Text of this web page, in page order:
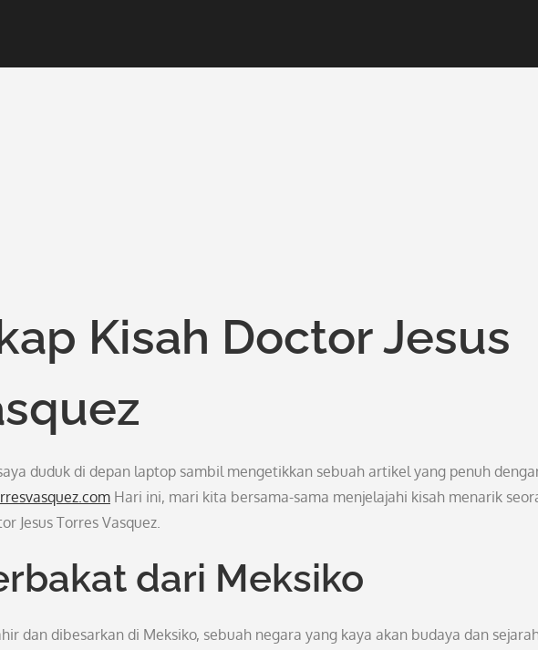
Kisah Doctor Jesus
duduk di depan laptop sambil mengetikkan sebuah artikel yang penuh
Hari ini, mari kita bersama-sama menjelajahi kisah menarik
Jesus Torres Vasquez.
dari Meksiko
dan dibesarkan di Meksiko, sebuah negara yang kaya akan budaya dan